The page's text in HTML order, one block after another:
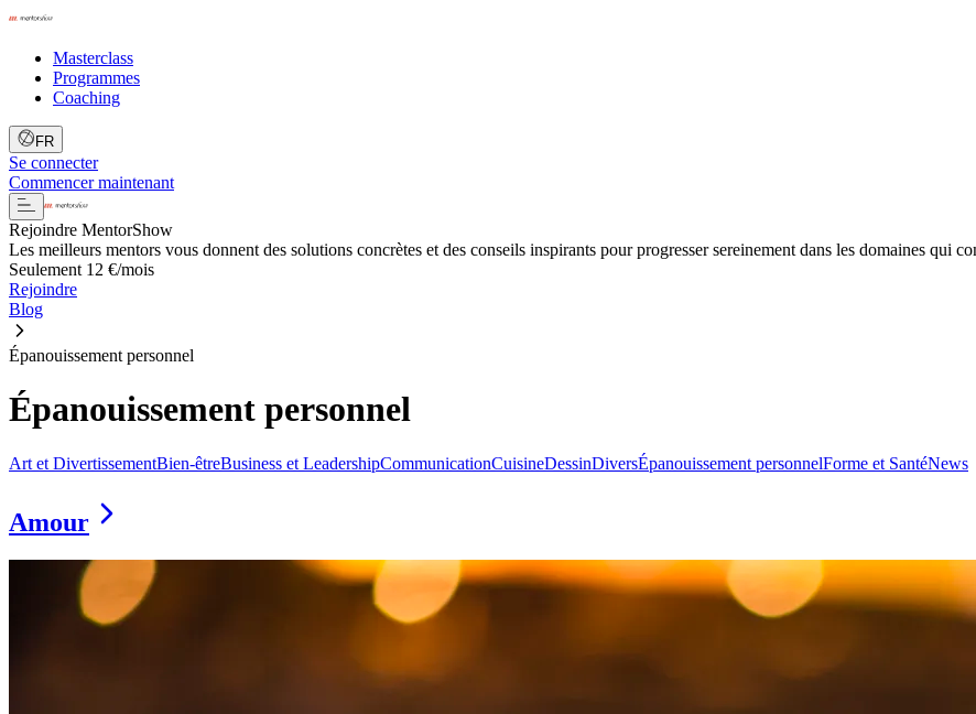
Masterclass
Programmes
Coaching
FR
Se connecter
Commencer maintenant
Rejoindre MentorShow
Les meilleurs mentors vous donnent des solutions concrètes et des conseils inspirants pour progresser sereinement dans les domaines qui
Seulement 12 €/mois
Rejoindre
Blog
Épanouissement personnel
Épanouissement personnel
Art et DivertissementBien-êtreBusiness et LeadershipCommunicationCuisineDessinDiversÉpanouissement personnelForme et SantéNews
Amour